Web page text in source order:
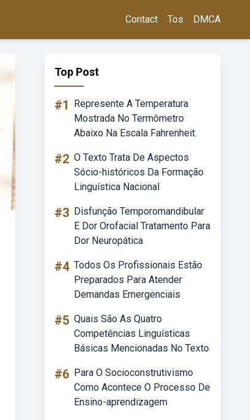
Contact Tos DMCA
Top Post
#1
Represente A Temperatura
Mostrada No Termômetro
Abaixo Na Escala Fahrenheit.
#2 O Texto Trata De Aspectos
Sócio-históricos Da Formação
Linguística Nacional
#3 Disfunção Temporomandibular
E Dor Orofacial Tratamento Para
Dor Neuropática
#4 Todos Os Profissionais Estão
Preparados Para Atender
Demandas Emergenciais
#5 Quais São As Quatro
Competências Linguísticas
Básicas Mencionadas No Texto
#6 Para O Socioconstrutivismo
Como Acontece O Processo De
Ensino-aprendizagem